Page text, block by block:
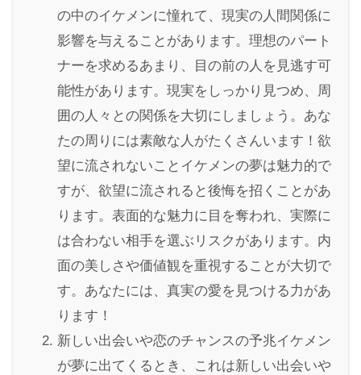
の中のイケメンに憧れて、現実の人間関係に
影響を与えることがあります。理想のパート
ナーを求めるあまり、目の前の人を見逃す可
能性があります。現実をしっかり見つめ、周
囲の人々との関係を大切にしましょう。あな
たの周りには素敵な人がたくさんいます！欲
望に流されないことイケメンの夢は魅力的で
すが、欲望に流されると後悔を招くことがあ
ります。表面的な魅力に目を奪われ、実際に
は合わない相手を選ぶリスクがあります。内
面の美しさや価値観を重視することが大切で
す。あなたには、真実の愛を見つける力があ
ります！
新しい出会いや恋のチャンスの予兆イケメン
が夢に出てくるとき、これは新しい出会いや